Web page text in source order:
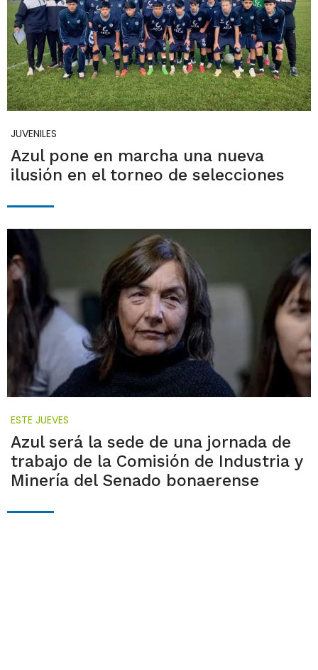
JUVENILES
Azul pone en marcha una nueva
ilusión en el torneo de selecciones
ESTE JUEVES
Azul será la sede de una jornada de
trabajo de la Comisión de Industria y
Minería del Senado bonaerense